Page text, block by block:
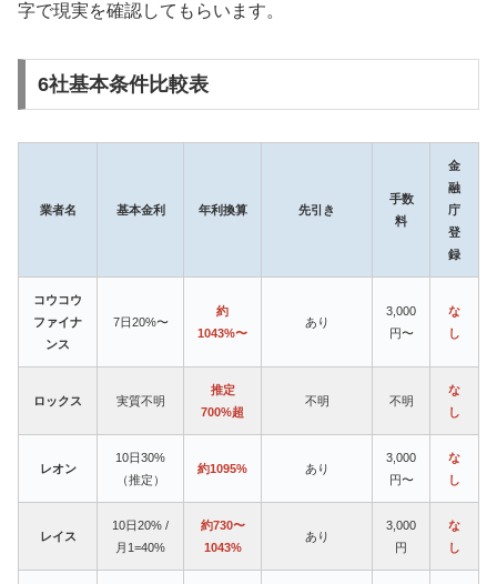
字で現実を確認してもらいます。
6社基本条件比較表
業者名 基本金利 年利換算 先引き
手数
料
金
融
庁
登
録
コウコウ
ファイナ
ンス
7日20%〜
約
1043%〜
あり
3,000
円〜
な
し
ロックス 実質不明
推定
700%超
不明 不明
な
し
レオン
10日30%
（推定）
約1095% あり
3,000
円〜
な
し
レイス
10日20% /
月1=40%
約730〜
1043%
あり
3,000
円
な
し